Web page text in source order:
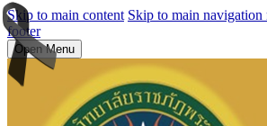
Skip to main content Skip to main navigation
footer
Open Menu